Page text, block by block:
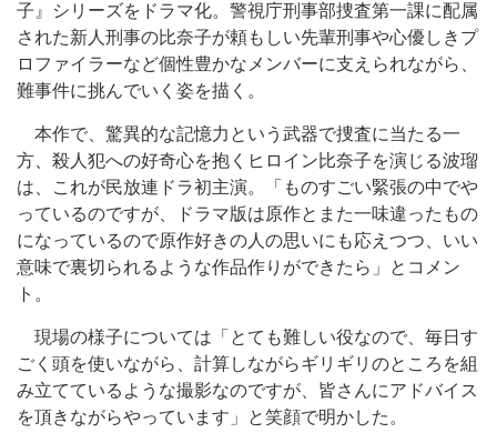
子』シリーズをドラマ化。警視庁刑事部捜査第一課に配属
された新人刑事の比奈子が頼もしい先輩刑事や心優しきプ
ロファイラーなど個性豊かなメンバーに支えられながら、
難事件に挑んでいく姿を描く。
本作で、驚異的な記憶力という武器で捜査に当たる一
方、殺人犯への好奇心を抱くヒロイン比奈子を演じる波瑠
は、これが民放連ドラ初主演。「ものすごい緊張の中でや
っているのですが、ドラマ版は原作とまた一味違ったもの
になっているので原作好きの人の思いにも応えつつ、いい
意味で裏切られるような作品作りができたら」とコメン
ト。
現場の様子については「とても難しい役なので、毎日す
ごく頭を使いながら、計算しながらギリギリのところを組
み立てているような撮影なのですが、皆さんにアドバイス
を頂きながらやっています」と笑顔で明かした。